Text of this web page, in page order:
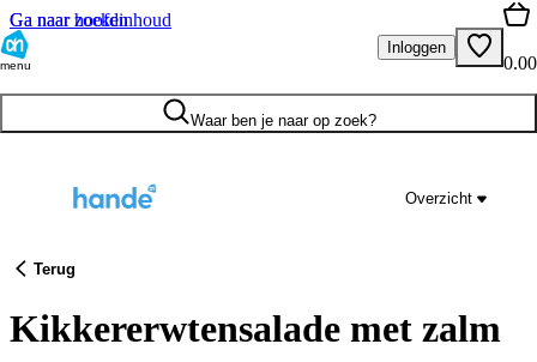
Ga naar hoofdinhoud
Ga naar zoeken
menu
Inloggen
0.00
Waar ben je naar op zoek?
Overzicht
Terug
Kikkererwtensalade met zalm